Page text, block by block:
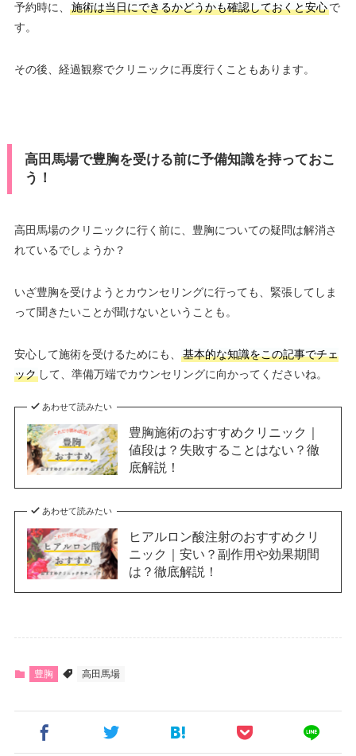
予約時に、 施術は当日にできるかどうかも確認しておくと安心で
す。
その後、経過観察でクリニックに再度行くこともあります。
高田馬場で豊胸を受ける前に予備知識を持っておこ
う！
高田馬場のクリニックに行く前に、豊胸についての疑問は解消さ
れているでしょうか？
いざ豊胸を受けようとカウンセリングに行っても、緊張してしま
って聞きたいことが聞けないということも。
安心して施術を受けるためにも、
基本的な知識をこの記事でチェ
ックして、準備万端でカウンセリングに向かってくださいね。
あわせて読みたい
豊胸施術のおすすめクリニック｜
値段は？失敗することはない？徹
底解説！
あわせて読みたい
ヒアルロン酸注射のおすすめクリ
ニック｜安い？副作用や効果期間
は？徹底解説！
豊胸 高田馬場